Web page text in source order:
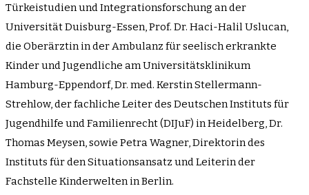
Türkeistudien und Integrationsforschung an der
Universität Duisburg-Essen, Prof. Dr. Haci-Halil Uslucan,
die Oberärztin in der Ambulanz für seelisch erkrankte
Kinder und Jugendliche am Universitätsklinikum
Hamburg-Eppendorf, Dr. med. Kerstin Stellermann-
Strehlow, der fachliche Leiter des Deutschen Instituts für
Jugendhilfe und Familienrecht (DIJuF) in Heidelberg, Dr.
Thomas Meysen, sowie Petra Wagner, Direktorin des
Instituts für den Situationsansatz und Leiterin der
Fachstelle Kinderwelten in Berlin.